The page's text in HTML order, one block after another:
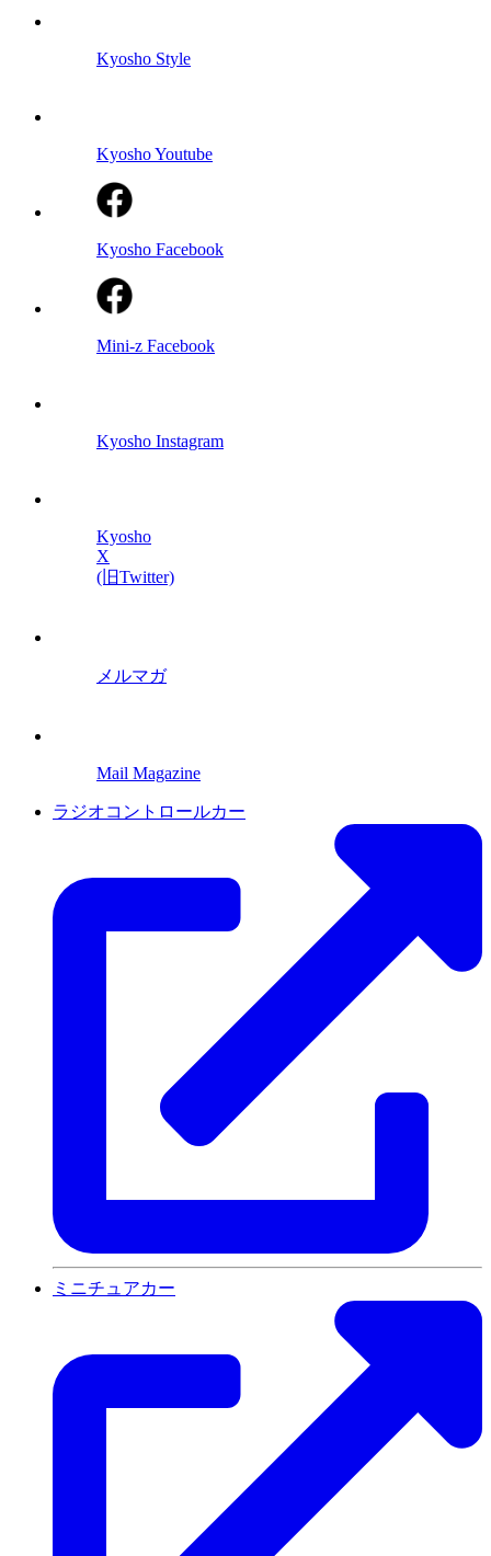
Kyosho Style
Kyosho Youtube
Kyosho Facebook
Mini-z Facebook
Kyosho Instagram
Kyosho
X
(旧Twitter)
メルマガ
Mail Magazine
ラジオコントロールカー
ミニチュアカー